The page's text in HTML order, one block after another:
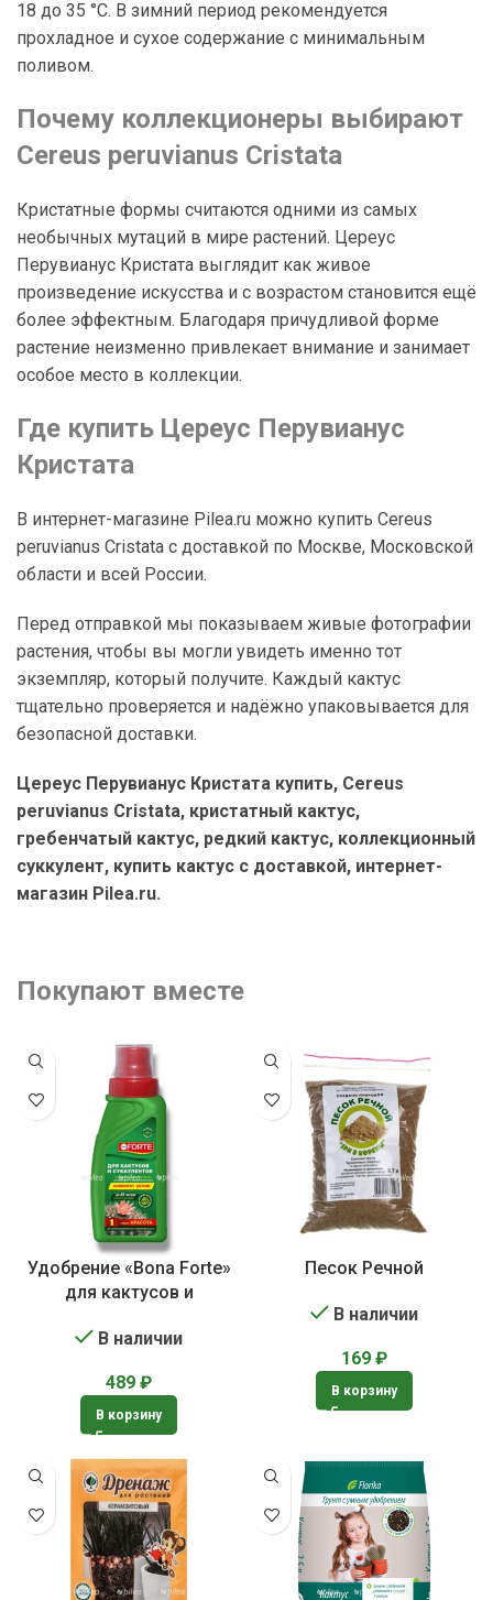
18 до 35 °C. В зимний период рекомендуется
прохладное и сухое содержание с минимальным
поливом.
Почему коллекционеры выбирают
Cereus peruvianus Cristata
Кристатные формы считаются одними из самых
необычных мутаций в мире растений. Цереус
Перувианус Кристата выглядит как живое
произведение искусства и с возрастом становится ещё
более эффектным. Благодаря причудливой форме
растение неизменно привлекает внимание и занимает
особое место в коллекции.
Где купить Цереус Перувианус
Кристата
В интернет-магазине Pilea.ru можно купить Cereus
peruvianus Cristata с доставкой по Москве, Московской
области и всей России.
Перед отправкой мы показываем живые фотографии
растения, чтобы вы могли увидеть именно тот
экземпляр, который получите. Каждый кактус
тщательно проверяется и надёжно упаковывается для
безопасной доставки.
Цереус Перувианус Кристата купить, Cereus
peruvianus Cristata, кристатный кактус,
гребенчатый кактус, редкий кактус, коллекционный
суккулент, купить кактус с доставкой, интернет-
магазин Pilea.ru.
Покупают вместе
Удобрение «Bona Forte»
для кактусов и
В наличии
489 ₽
В корзину
Песок Речной
В наличии
169 ₽
В корзину